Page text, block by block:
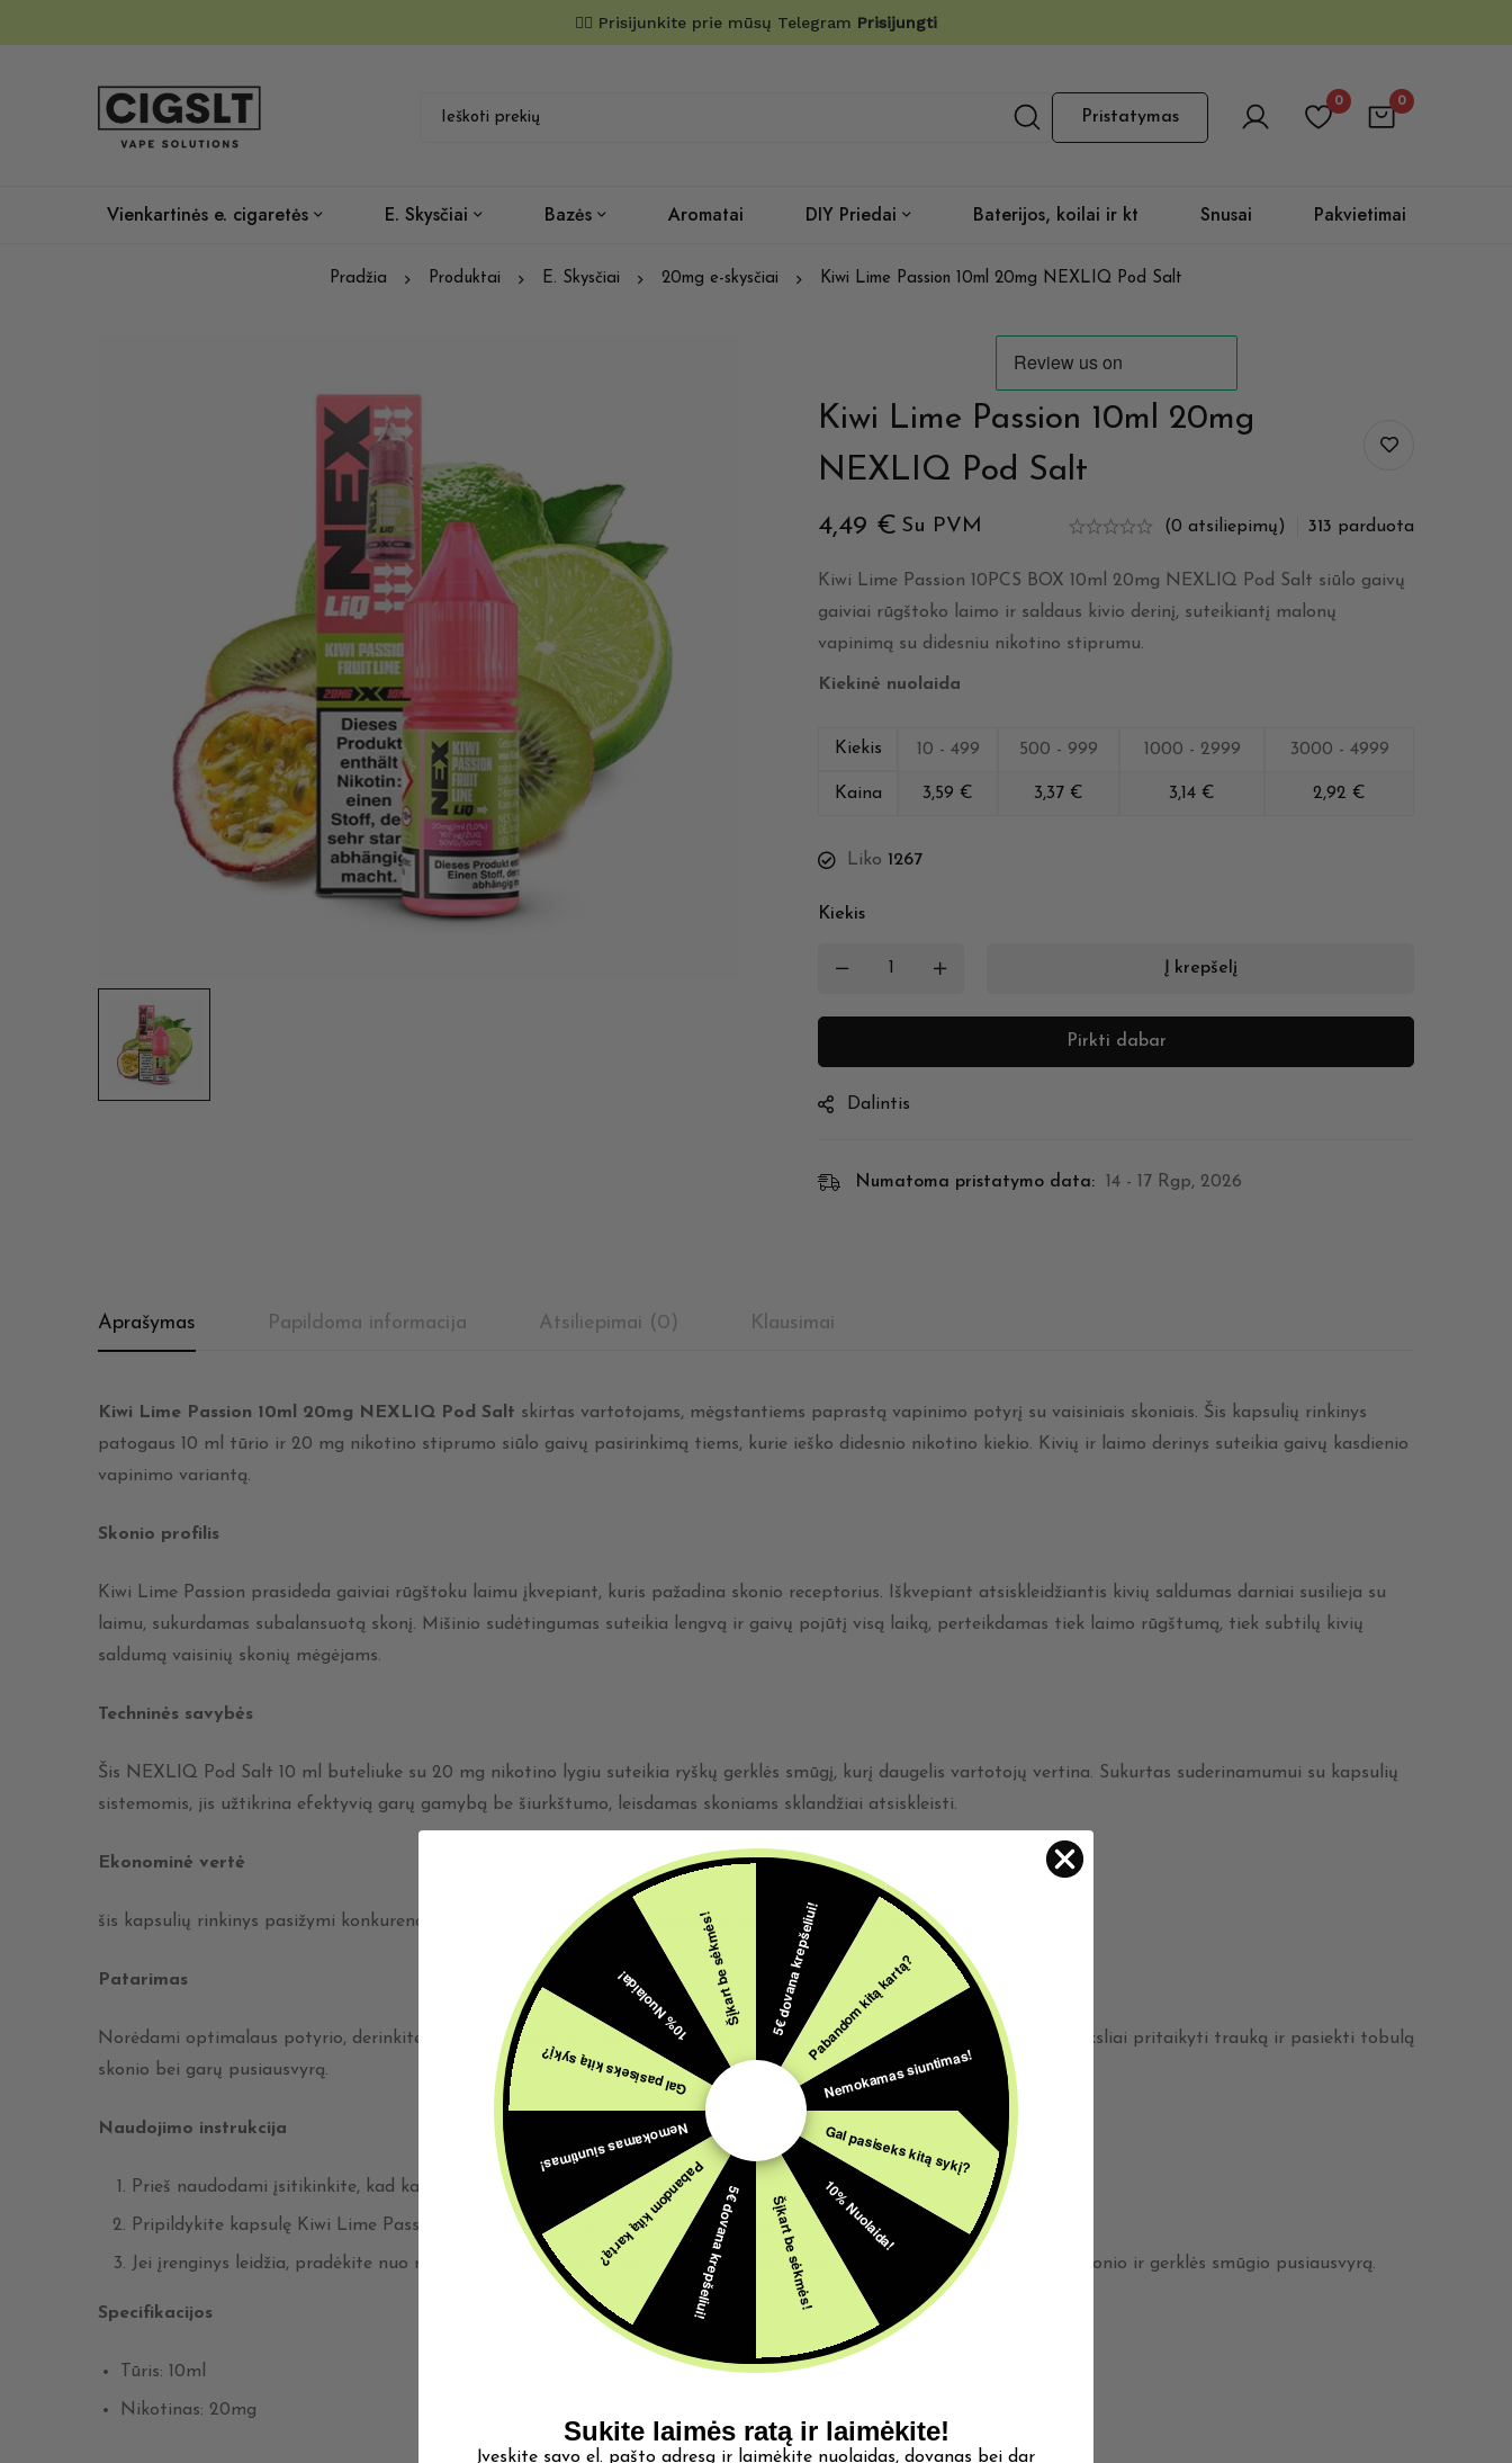
✌🏼 Prisijunkite prie mūsų Telegram Prisijungti
Pristatymas
0 0
Vienkartinės e. cigaretės E. Skysčiai Bazės Aromatai DIY Priedai Baterijos, koilai ir kt Snusai Pakvietimai
Pradžia Produktai E. Skysčiai 20mg e-skysčiai Kiwi Lime Passion 10ml 20mg NEXLIQ Pod Salt
Kiwi Lime Passion 10ml 20mg
NEXLIQ Pod Salt
4,49 € Su PVM (0 atsiliepimų) 313 parduota
Kiwi Lime Passion 10PCS BOX 10ml 20mg NEXLIQ Pod Salt siūlo gaivų
gaiviai rūgštoko laimo ir saldaus kivio derinį, suteikiantį malonų
vapinimą su didesniu nikotino stiprumu.
Kiekinė nuolaida
Kiekis 10 - 499 500 - 999 1000 - 2999 3000 - 4999
Kaina 3,59 € 3,37 € 3,14 € 2,92 €
Liko 1267
Kiekis
Į krepšelį
Pirkti dabar
Dalintis
Numatoma pristatymo data: 14 - 17 Rgp, 2026
Aprašymas Papildoma informacija Atsiliepimai (0) Klausimai
Kiwi Lime Passion 10ml 20mg NEXLIQ Pod Salt skirtas vartotojams, mėgstantiems paprastą vapinimo potyrį su vaisiniais skoniais. Šis kapsulių rinkinys
patogaus 10 ml tūrio ir 20 mg nikotino stiprumo siūlo gaivų pasirinkimą tiems, kurie ieško didesnio nikotino kiekio. Kivių ir laimo derinys suteikia gaivų kasdienio
vapinimo variantą.
Skonio profilis
Kiwi Lime Passion prasideda gaiviai rūgštoku laimu įkvepiant, kuris pažadina skonio receptorius. Iškvepiant atsiskleidžiantis kivių saldumas darniai susilieja su
laimu, sukurdamas subalansuotą skonį. Mišinio sudėtingumas suteikia lengvą ir gaivų pojūtį visą laiką, perteikdamas tiek laimo rūgštumą, tiek subtilų kivių
saldumą vaisinių skonių mėgėjams.
Techninės savybės
Šis NEXLIQ Pod Salt 10 ml buteliuke su 20 mg nikotino lygiu suteikia ryškų gerklės smūgį, kurį daugelis vartotojų vertina. Sukurtas suderinamumui su kapsulių
sistemomis, jis užtikrina efektyvią garų gamybą be šiurkštumo, leisdamas skoniams sklandžiai atsiskleisti.
Ekonominė vertė
šis kapsulių rinkinys pasižymi konkurencinga kaina, atsižvelgiant į jo kokybę ir savybes dabartinėje vapinimo rinkoje.
Patarimas
Norėdami optimalaus potyrio, derinkite šį skystį su kapsulių sistema, turinčia reguliuojamą oro srautą, kad galėtumėte tiksliai pritaikyti trauką ir pasiekti tobulą
skonio bei garų pusiausvyrą.
Naudojimo instrukcija
Prieš naudodami įsitikinkite, kad kapsulių sistema visiškai įkrauta ir švari.
Pripildykite kapsulę Kiwi Lime Passion druska ir prieš vapindami leiskite jai įsigerti.
Jei įrenginys leidžia, pradėkite nuo mažesnės galios nustatymo ir palaipsniui koreguokite, kad pasiektumėte norimą skonio ir gerklės smūgio pusiausvyrą.
Specifikacijos
Tūris: 10ml
Nikotinas: 20mg
5€ dovana krepšeliui!Pabandom kitą kartą?
Nemokamas siuntimas!
Gal pasiseks kitą sykį?
10% Nuolaida!
Šįkart be sėkmės!
5€ dovana krepšeliui!
Pabandom kitą kartą?
Nemokamas siuntimas!
Gal pasiseks kitą sykį?
10% Nuolaida!Šįkart be sėkmės!
Sukite laimės ratą ir laimėkite!
Įveskite savo el. pašto adresą ir laimėkite nuolaidas, dovanas bei dar